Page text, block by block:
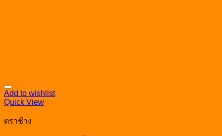
Add to wishlist
Quick View
ตราช้าง